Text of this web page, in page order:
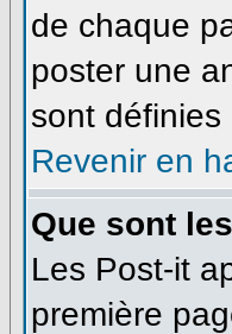
de chaque
poster une
sont définies
Revenir en
Que sont
Les Post-it
première